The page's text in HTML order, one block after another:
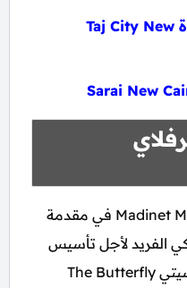
تاج سيتي القاهرة الجديدة Taj City New
حرصت شركة مدينة مصر Madinet Masr في مقدمة
الفريد لأجل تأسيس
كمبوند ذا بترفلاي المستقبل سيتي The Butterfly